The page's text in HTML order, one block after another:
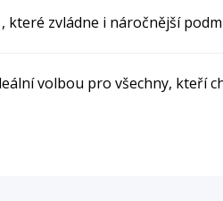
, které zvládne i náročnější
volbou pro všechny, kteří